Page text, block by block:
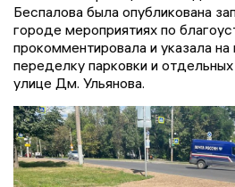
Беспалова была опубликована
городе мероприятиях по
прокомментировала и указала на
переделку парковки и
улице Дм. Ульянова.